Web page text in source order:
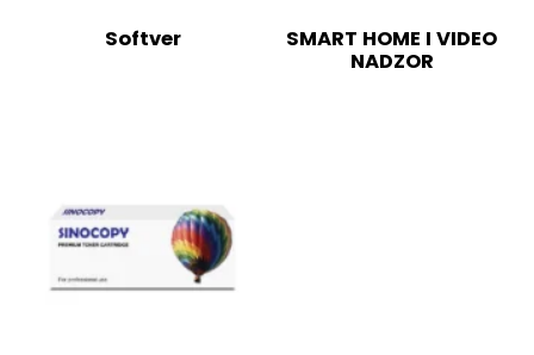
Softver
SMART HOME I VIDEO
NADZOR